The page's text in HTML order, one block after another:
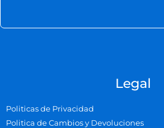
Legal
Politicas de Privacidad
Politica de Cambios y Devoluciones